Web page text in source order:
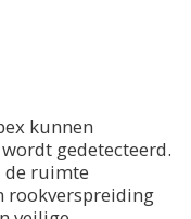
kunnen
gedetecteerd.
de ruimte
rookverspreiding